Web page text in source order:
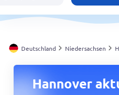
Schweiz
Österreich
Meine Standorte
Deutschland Niedersachsen
Hannover